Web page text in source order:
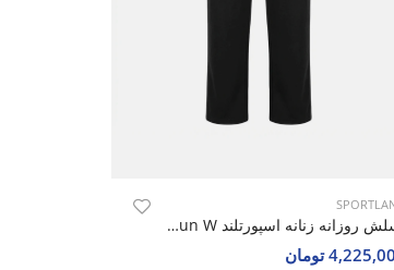
اسلش روزانه زنانه اسپورتلند SHIFT Run W
تومان